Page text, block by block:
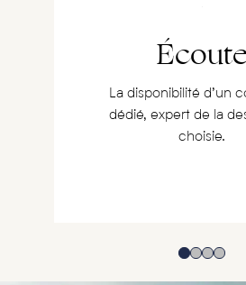
La disponibilité d’un
dédié, expert de la
choisie.